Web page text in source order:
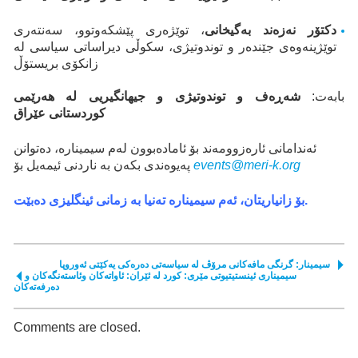
دکتۆر نەزەند بەگیخانی، توێژەری پێشکەوتوو، سەنتەری
توێژینەوەی جێندەر و توندوتیژی، سکوڵی دیراساتی سیاسی لە
زانکۆی بریستۆڵ
بابەت:شەڕەف و توندوتیژی و جیهانگیریی لە هەرێمی
کوردستانی عێراق
ئەندامانی ئارەزوومەند بۆ ئامادەبوون لەم سیمینارە، دەتوانن
events@meri-k.org
بۆ زانیاریتان، ئەم سیمینارە تەنیا بە زمانی ئینگلیزی دەبێت.
سیمینار: گرنگی مافەکانی مرۆڤ لە سياسەتی دەرەکی يەکێتی ئەوروپا
سیمیناری ئینستیتیوتی مێری: کورد لە ئێران: ئاواتەکان وئاستەنگەکان و
دەرفەتەکان
Comments are closed.